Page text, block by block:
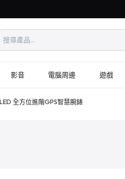
影音 電腦周邊 遊戲
全方位進階GPS智慧腕錶